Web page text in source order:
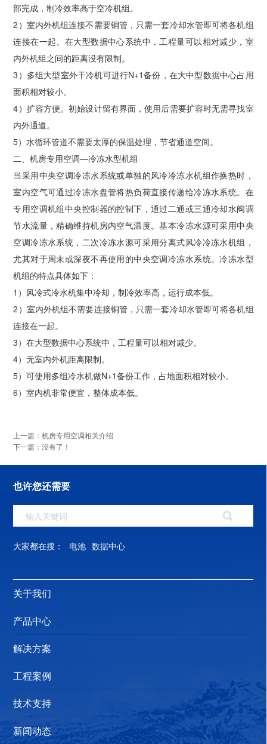
部完成，制冷效率高于空冷机组。
2）室内外机组连接不需要铜管，只需一套冷却水管即可将各机组
连接在一起。在大型数据中心系统中，工程量可以相对减少，室
内外机组之间的距离没有限制。
3）多组大型室外干冷机可进行N+1备份，在大中型数据中心占用
面积相对较小。
4）扩容方便。初始设计留有界面，使用后需要扩容时无需寻找室
内外通道。
5）水循环管道不需要太厚的保温处理，节省通道空间。
二、机房专用空调—冷冻水型机组
当采用中央空调冷冻水系统或单独的风冷冷冻水机组作换热时，
室内空气可通过冷冻水盘管将热负荷直接传递给冷冻水系统。在
专用空调机组中央控制器的控制下，通过二通或三通冷却水阀调
节水流量，精确维持机房内空气温度。基本冷冻水源可采用中央
空调冷冻水系统，二次冷冻水源可采用分离式风冷冷冻水机组，
尤其对于周末或深夜不再使用的中央空调冷冻水系统。冷冻水型
机组的特点具体如下：
1）风冷式冷水机集中冷却，制冷效率高，运行成本低。
2）室内外机组不需要连接铜管，只需一套冷却水管即可将各机组
连接在一起。
3）在大型数据中心系统中，工程量可以相对减少。
4）无室内外机距离限制。
5）可使用多组冷水机做N+1备份工作，占地面积相对较小。
6）室内机非常便宜，整体成本低。
上一篇：机房专用空调相关介绍
下一篇：没有了！
也许您还需要
大家都在搜： 电池 数据中心
关于我们
产品中心
解决方案
工程案例
技术支持
新闻动态